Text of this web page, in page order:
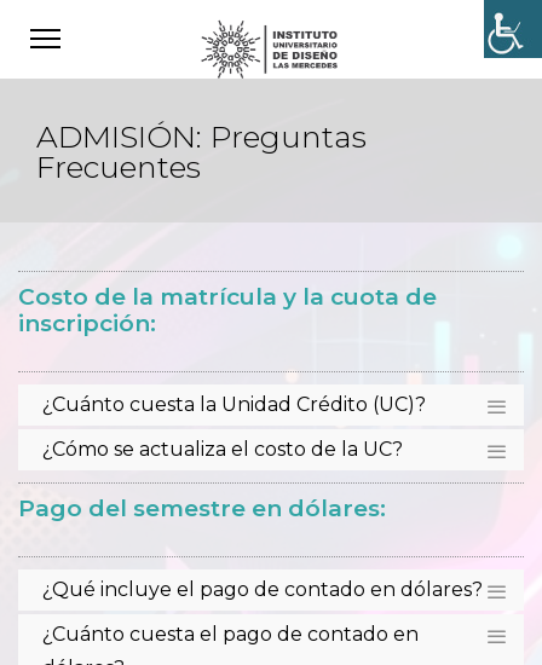
ADMISIÓN: Preguntas
Frecuentes
Costo de la matrícula y la cuota de
inscripción:
¿Cuánto cuesta la Unidad Crédito (UC)?
¿Cómo se actualiza el costo de la UC?
Pago del semestre en dólares:
¿Qué incluye el pago de contado en dólares?
¿Cuánto cuesta el pago de contado en